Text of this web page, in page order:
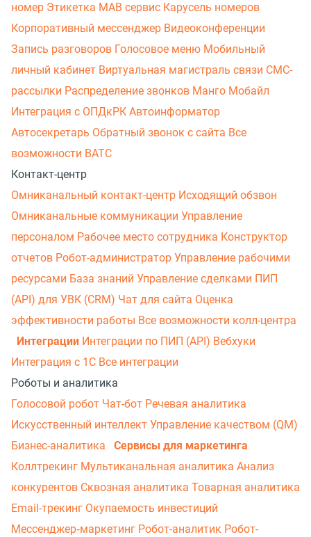
номер Этикетка МАВ сервис Карусель номеров
Корпоративный мессенджер Видеоконференции
Запись разговоров Голосовое меню Мобильный
личный кабинет Виртуальная магистраль связи СМС-
рассылки Распределение звонков Манго Мобайл
Интеграция с ОПДкРК Автоинформатор
Автосекретарь Обратный звонок с сайта Все
возможности ВАТС
Контакт-центр
Омниканальный контакт-центр Исходящий обзвон
Омниканальные коммуникации Управление
персоналом Рабочее место сотрудника Конструктор
отчетов Робот-администратор Управление рабочими
ресурсами База знаний Управление сделками ПИП
(API) для УВК (CRM) Чат для сайта Оценка
эффективности работы Все возможности колл-центра
Интеграции Интеграции по ПИП (API) Вебхуки
Интеграция с 1С Все интеграции
Роботы и аналитика
Голосовой робот Чат-бот Речевая аналитика
Искусственный интеллект Управление качеством (QM)
Бизнес-аналитика
Сервисы для маркетинга
Коллтрекинг Мультиканальная аналитика Анализ
конкурентов Сквозная аналитика Товарная аналитика
Email-трекинг Окупаемость инвестиций
Мессенджер‑маркетинг Робот-аналитик Робот-